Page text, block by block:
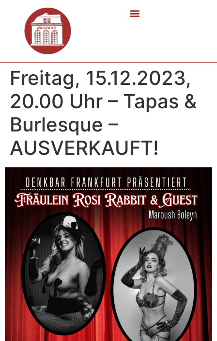
Freitag, 15.12.2023,
20.00 Uhr – Tapas &
Burlesque –
AUSVERKAUFT!